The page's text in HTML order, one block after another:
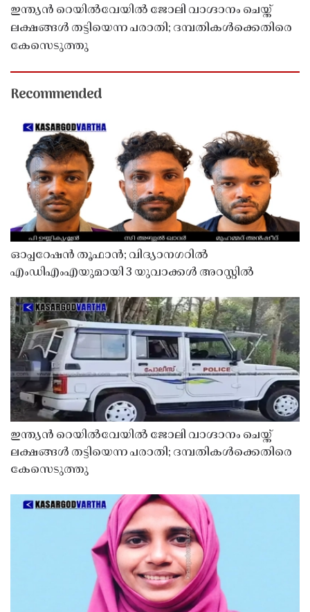
ഇന്ത്യൻ റെയിൽവേയിൽ ജോലി വാഗ്ദാനം ചെയ്ത്
ലക്ഷങ്ങൾ തട്ടിയെന്ന പരാതി; ദമ്പതികൾക്കെതിരെ
കേസെടുത്തു
Recommended
ഓപ്പറേഷൻ തൂഫാൻ; വിദ്യാനഗറിൽ
എംഡിഎംഎയുമായി 3 യുവാക്കൾ അറസ്റ്റിൽ
ഇന്ത്യൻ റെയിൽവേയിൽ ജോലി വാഗ്ദാനം ചെയ്ത്
ലക്ഷങ്ങൾ തട്ടിയെന്ന പരാതി; ദമ്പതികൾക്കെതിരെ
കേസെടുത്തു